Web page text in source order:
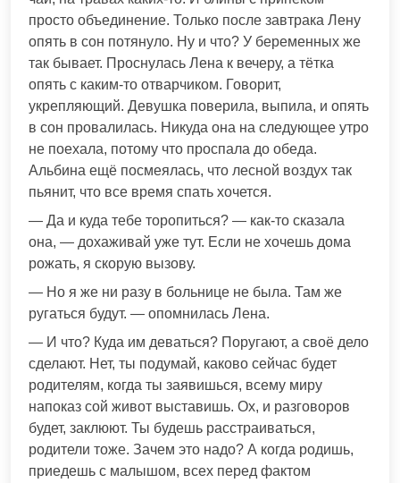
просто объединение. Только после завтрака Лену
опять в сон потянуло. Ну и что? У беременных же
так бывает. Проснулась Лена к вечеру, а тётка
опять с каким-то отварчиком. Говорит,
укрепляющий. Девушка поверила, выпила, и опять
в сон провалилась. Никуда она на следующее утро
не поехала, потому что проспала до обеда.
Альбина ещё посмеялась, что лесной воздух так
пьянит, что все время спать хочется.
— Да и куда тебе торопиться? — как-то сказала
она, — дохаживай уже тут. Если не хочешь дома
рожать, я скорую вызову.
— Но я же ни разу в больнице не была. Там же
ругаться будут. — опомнилась Лена.
— И что? Куда им деваться? Поругают, а своё дело
сделают. Нет, ты подумай, каково сейчас будет
родителям, когда ты заявишься, всему миру
напоказ сой живот выставишь. Ох, и разговоров
будет, заклюют. Ты будешь расстраиваться,
родители тоже. Зачем это надо? А когда родишь,
приедешь с малышом, всех перед фактом